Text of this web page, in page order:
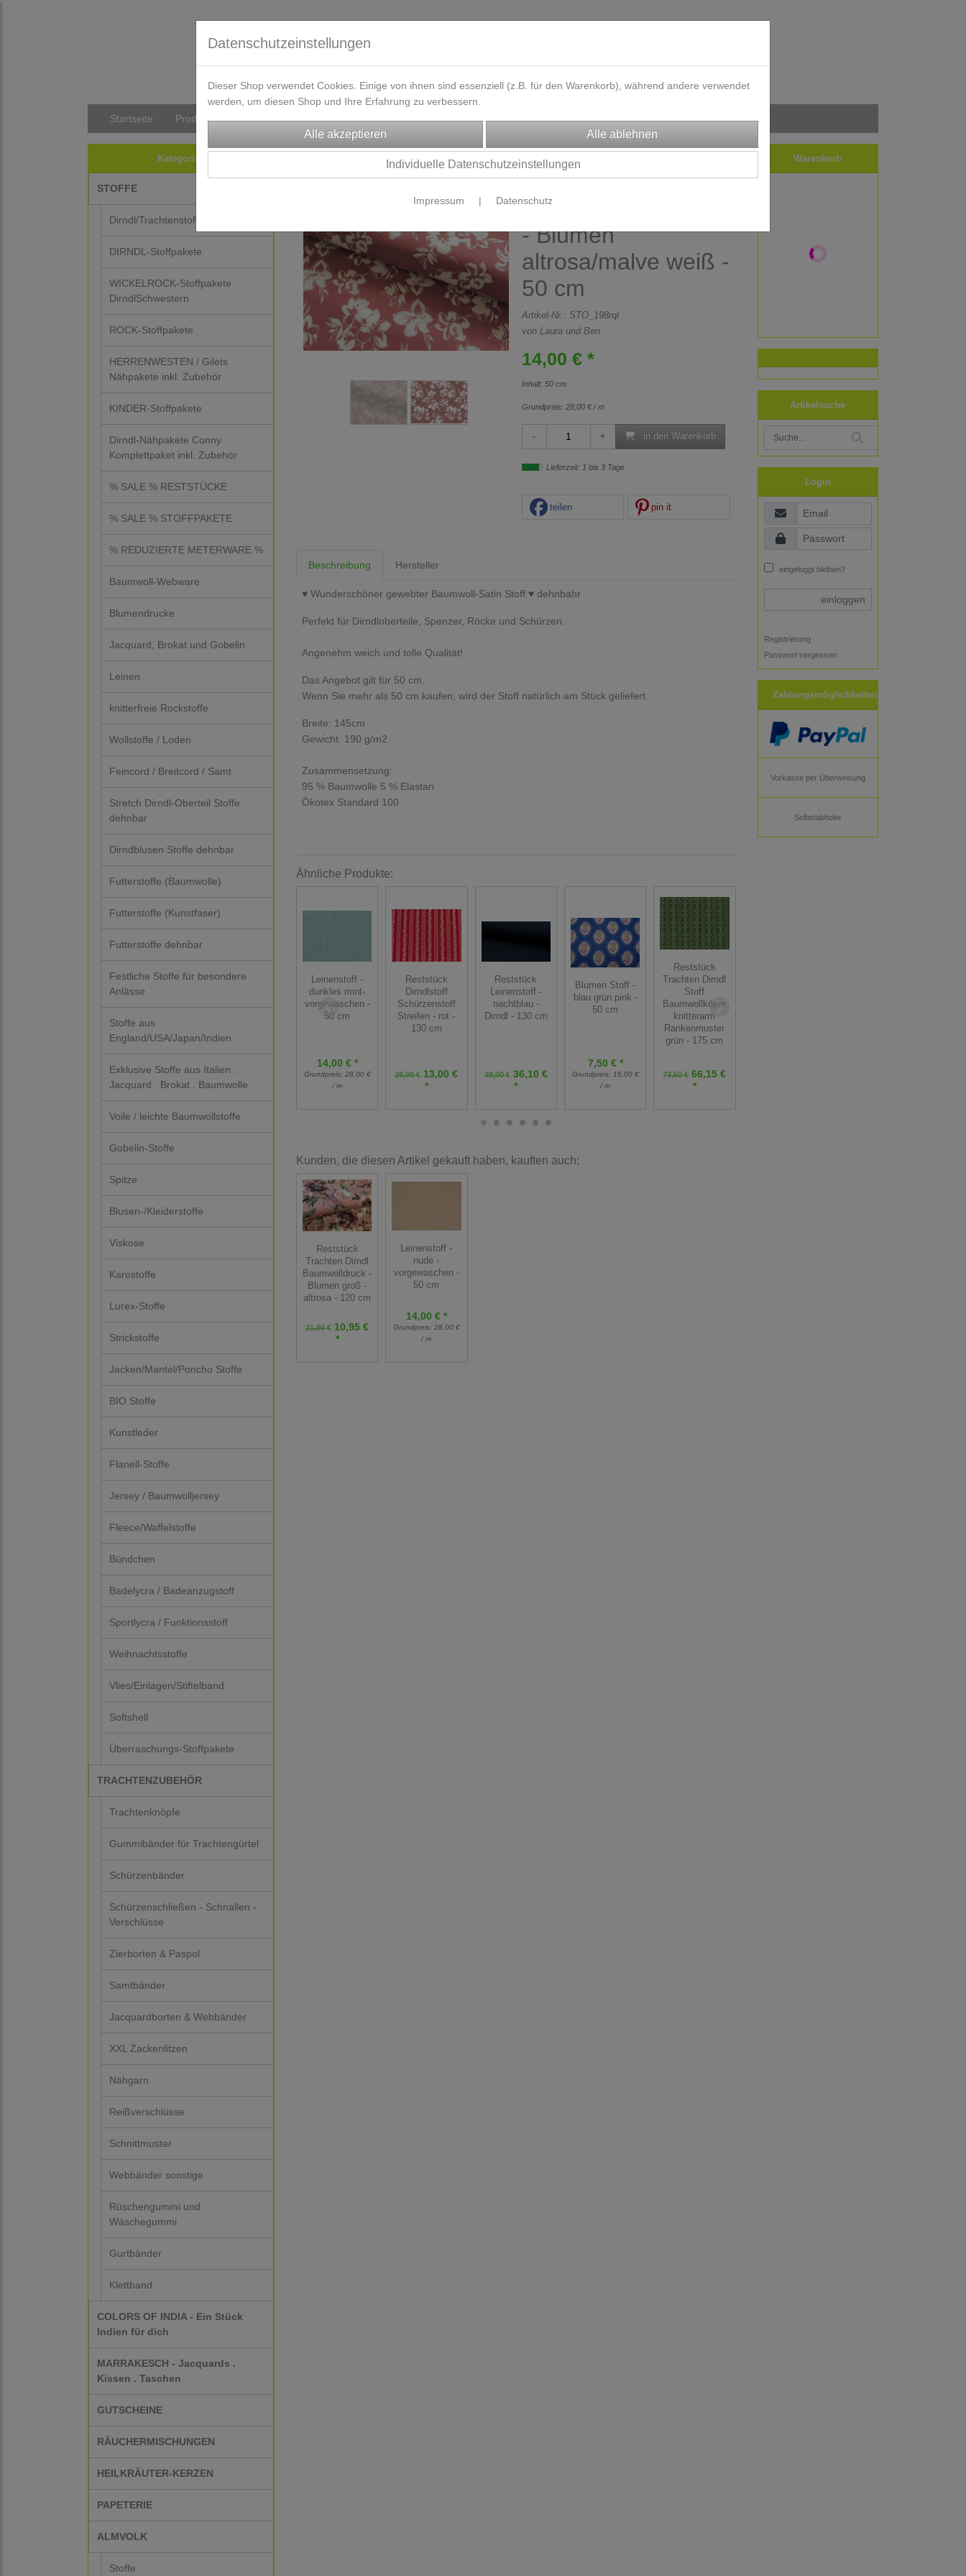
Startseite Produkte Versandkosten/Lieferzeit Kontakt / Öffnungszeiten Gutscheine Designbeispiele Impressum
Kategorien
STOFFE
Dirndl/Trachtenstoffe
DIRNDL-Stoffpakete
WICKELROCK-Stoffpakete
DirndlSchwestern
ROCK-Stoffpakete
HERRENWESTEN / Gilets
Nähpakete inkl. Zubehör
KINDER-Stoffpakete
Dirndl-Nähpakete Conny
Komplettpaket inkl. Zubehör
% SALE % RESTSTÜCKE
% SALE % STOFFPAKETE
% REDUZIERTE METERWARE %
Baumwoll-Webware
Blumendrucke
Jacquard, Brokat und Gobelin
Leinen
knitterfreie Rockstoffe
Wollstoffe / Loden
Feincord / Breitcord / Samt
Stretch Dirndl-Oberteil Stoffe
dehnbar
Dirndblusen Stoffe dehnbar
Futterstoffe (Baumwolle)
Futterstoffe (Kunstfaser)
Futterstoffe dehnbar
Festliche Stoffe für besondere
Anlässe
Stoffe aus
England/USA/Japan/Indien
Exklusive Stoffe aus Italien .
Jacquard . Brokat . Baumwolle
Voile / leichte Baumwollstoffe
Gobelin-Stoffe
Spitze
Blusen-/Kleiderstoffe
Viskose
Karostoffe
Lurex-Stoffe
Strickstoffe
Jacken/Mantel/Poncho Stoffe
BIO Stoffe
Kunstleder
Flanell-Stoffe
Jersey / Baumwolljersey
Fleece/Waffelstoffe
Bündchen
Badelycra / Badeanzugstoff
Sportlycra / Funktionsstoff
Weihnachtsstoffe
Vlies/Einlagen/Stiftelband
Softshell
Überraschungs-Stoffpakete
TRACHTENZUBEHÖR
Trachtenknöpfe
Gummibänder für Trachtengürtel
Schürzenbänder
Schürzenschließen - Schnallen -
Verschlüsse
Zierborten & Paspol
Samtbänder
Jacquardborten & Webbänder
XXL Zackenlitzen
Nähgarn
Reißverschlüsse
Schnittmuster
Webbänder sonstige
Rüschengummi und
Wäschegummi
Gurtbänder
Klettband
COLORS OF INDIA - Ein Stück
Indien für dich
MARRAKESCH - Jacquards .
Kissen . Taschen
GUTSCHEINE
RÄUCHERMISCHUNGEN
HEILKRÄUTER-KERZEN
PAPETERIE
ALMVOLK
Stoffe
STOFFE Dirndl/Trachtenstoffe
Baumwollsatin Stoff
- Blumen
altrosa/malve weiß -
50 cm
Artikel-Nr.: STO_198rql
von Laura und Ben
14,00 € *
Inhalt: 50 cm
Grundpreis: 28,00 € / m
in den Warenkorb
Lieferzeit: 1 bis 3 Tage
teilen pin it
Beschreibung Hersteller
♥ Wunderschöner gewebter Baumwoll-Satin Stoff ♥ dehnbahr
Perfekt für Dirndloberteile, Spenzer, Röcke und Schürzen.
Angenehm weich und tolle Qualität!
Das Angebot gilt für 50 cm.
Wenn Sie mehr als 50 cm kaufen, wird der Stoff natürlich am Stück geliefert.
Breite: 145cm
Gewicht: 190 g/m2
Zusammensetzung:
95 % Baumwolle 5 % Elastan
Ökotex Standard 100
Ähnliche Produkte:
Leinenstoff -
dunkles mint-
vorgewaschen -
50 cm
14,00 € *
Grundpreis: 28,00 €
/ m
Reststück
Dirndlstoff
Schürzenstoff
Streifen - rot -
130 cm
26,00 €13,00 €
*
Reststück
Leinenstoff -
nachtblau -
Dirndl - 130 cm
38,00 €36,10 €
*
Blumen Stoff -
blau grün pink -
50 cm
7,50 € *
Grundpreis: 15,00 €
/ m
Reststück
Trachten Dirndl
Stoff
Baumwollköper
knitterarm
Rankenmuster
grün - 175 cm
73,50 €66,15 €
*
Kunden, die diesen Artikel gekauft haben, kauften auch:
Reststück
Trachten Dirndl
Baumwolldruck -
Blumen groß -
altrosa - 120 cm
21,90 € 10,95 €
*
Leinenstoff -
nude -
vorgewaschen -
50 cm
14,00 € *
Grundpreis: 28,00 €
/ m
Warenkorb
Artikelsuche
Login
eingeloggt bleiben?
einloggen
Registrierung
Passwort vergessen
Zahlungsmöglichkeiten
Vorkasse per Überweisung
Selbstabholer
Datenschutzeinstellungen
Dieser Shop verwendet Cookies. Einige von ihnen sind essenziell (z.B. für den Warenkorb), während andere verwendet
werden, um diesen Shop und Ihre Erfahrung zu verbessern.
Individuelle Datenschutzeinstellungen
Impressum | Datenschutz